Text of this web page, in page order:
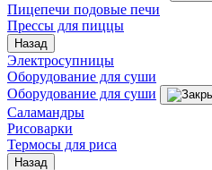
Пицепечи подовые печи
Прессы для пиццы
Назад
Электросупницы
Оборудование для суши
Оборудование для суши
Саламандры
Рисоварки
Термосы для риса
Назад